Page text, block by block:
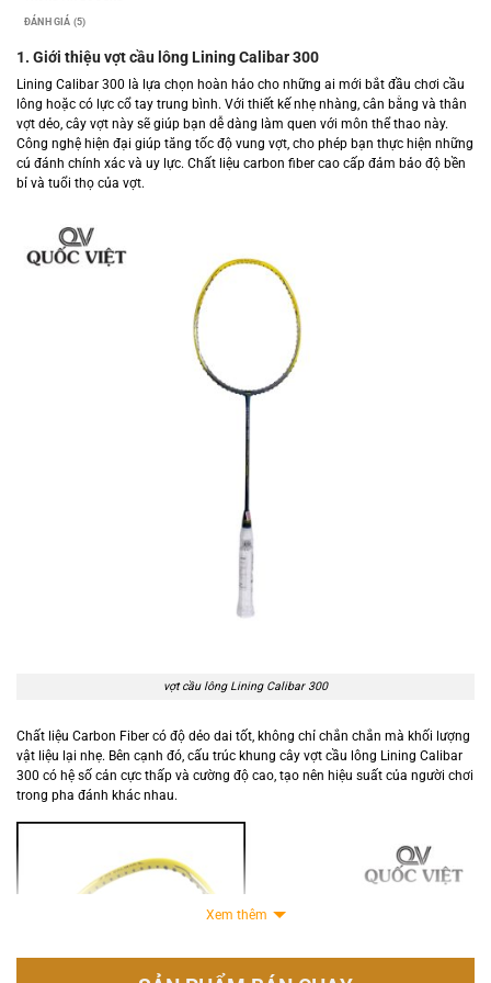
ĐÁNH GIÁ (5)
1. Giới thiệu vợt cầu lông Lining Calibar 300
Lining Calibar 300 là lựa chọn hoàn hảo cho những ai mới bắt đầu chơi cầu
lông hoặc có lực cổ tay trung bình. Với thiết kế nhẹ nhàng, cân bằng và thân
vợt dẻo, cây vợt này sẽ giúp bạn dễ dàng làm quen với môn thể thao này.
Công nghệ hiện đại giúp tăng tốc độ vung vợt, cho phép bạn thực hiện những
cú đánh chính xác và uy lực. Chất liệu carbon fiber cao cấp đảm bảo độ bền
bỉ và tuổi thọ của vợt.
vợt cầu lông Lining Calibar 300
Chất liệu Carbon Fiber có độ dẻo dai tốt, không chỉ chắn chắn mà khối lượng
vật liệu lại nhẹ. Bên cạnh đó, cấu trúc khung cây vợt cầu lông Lining Calibar
300 có hệ số cản cực thấp và cường độ cao, tạo nên hiệu suất của người chơi
trong pha đánh khác nhau.
Xem thêm